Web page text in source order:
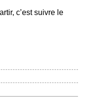
c’est suivre le